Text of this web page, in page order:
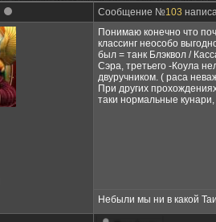
Сообщение №103
Понимаю конечно что
классинг неособо
был = танк Блэквол /
Сэра, третьего -Коула
двуручником. ( раса
При других
таки нормальные
Небыли мы ни в какой